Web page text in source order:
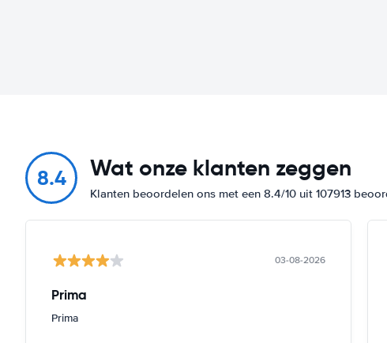
8.4 Wat onze klanten zeggen
Klanten beoordelen ons met een 8.4/10 uit 107913
03-08-2026
Prima
Prima